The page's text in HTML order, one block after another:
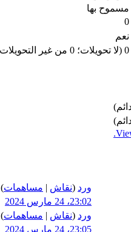
مسموح بها
0
نعم
0 (لا تحويلات؛ 0 من غير التحويلات)
ورد (نقاش | مساهمات)
23:02، 24 مارس 2024
ورد (نقاش | مساهمات)
23:05، 24 مارس 2024